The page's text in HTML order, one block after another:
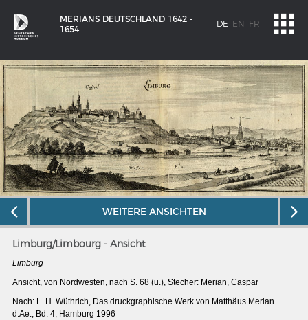
MERIANS DEUTSCHLAND 1642 -
1654
DE EN FR
WEITERE ANSICHTEN
Limburg/Limbourg - Ansicht
Limburg
Ansicht, von Nordwesten, nach S. 68 (u.), Stecher: Merian, Caspar
Nach: L. H. Wüthrich, Das druckgraphische Werk von Matthäus Merian
d.Ae., Bd. 4, Hamburg 1996